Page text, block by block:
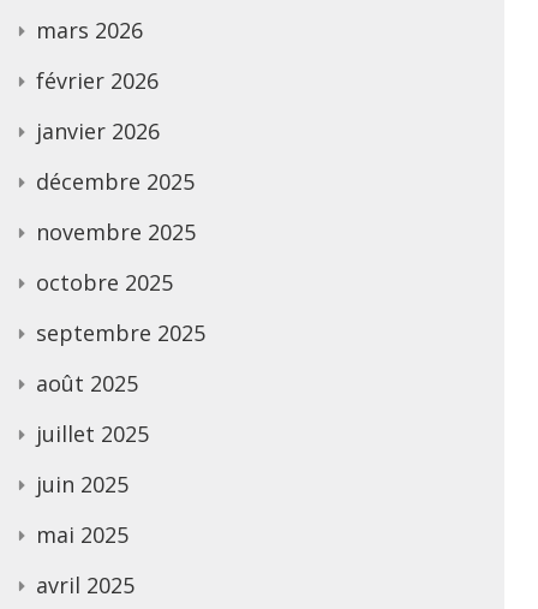
mars 2026
février 2026
janvier 2026
décembre 2025
novembre 2025
octobre 2025
septembre 2025
août 2025
juillet 2025
juin 2025
mai 2025
avril 2025